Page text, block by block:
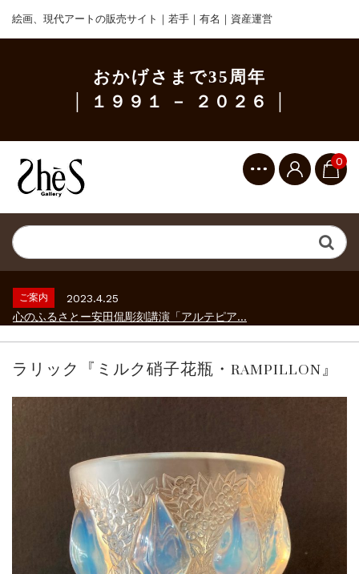
絵画、現代アートの販売サイト｜若手｜有名｜資産運営
おかげさまで35周年
│ １９９１ － ２０２６ │
0
ギャラリーシーズ「秋の美術散歩 京都・大...
ご案内
2026.2.17
ご案内
2023.4.25
心のふるさとー安田侃彫刻講演「アルテピア...
ご案内
2026.2.17
2023.2.25
ギャラリーシーズ「秋の美術散歩 京都・大...
ラリック『ミルク硝子花瓶・RAMPILLON』